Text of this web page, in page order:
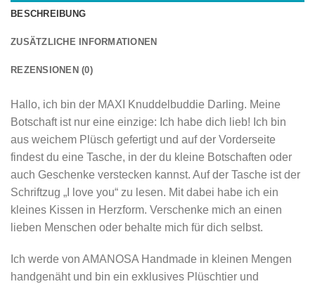
BESCHREIBUNG
ZUSÄTZLICHE INFORMATIONEN
REZENSIONEN (0)
Hallo, ich bin der MAXI Knuddelbuddie Darling. Meine
Botschaft ist nur eine einzige: Ich habe dich lieb! Ich bin
aus weichem Plüsch gefertigt und auf der Vorderseite
findest du eine Tasche, in der du kleine Botschaften oder
auch Geschenke verstecken kannst. Auf der Tasche ist der
Schriftzug „I love you“ zu lesen. Mit dabei habe ich ein
kleines Kissen in Herzform. Verschenke mich an einen
lieben Menschen oder behalte mich für dich selbst.
Ich werde von AMANOSA Handmade in kleinen Mengen
handgenäht und bin ein exklusives Plüschtier und